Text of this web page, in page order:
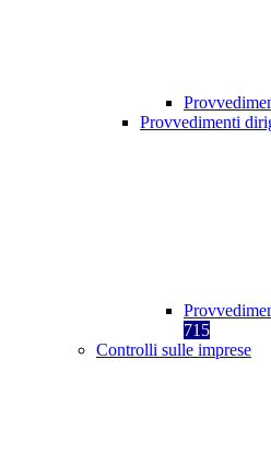
Provvedimenti
715
Controlli sulle imprese